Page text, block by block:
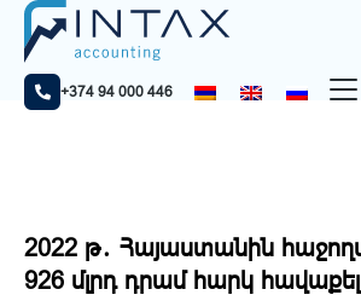
+374 94 000 446
Գլխավոր
2022 թ․ Հայաստանին հաջողվել է 1 տրլն
հարկ հավաքել․ ՊԵԿ ղեկավար
2022 թ․ Հայաստանին
926 մլրդ դրամ հարկ